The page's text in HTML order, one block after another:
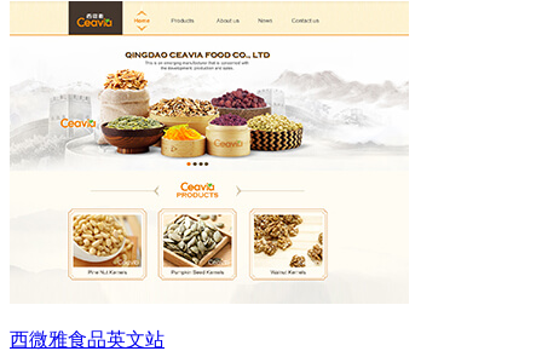
西微雅食品英文站